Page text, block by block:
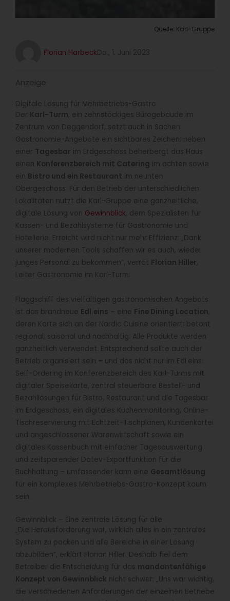
Quelle: Karl-Gruppe
Florian HarbeckDo., 1. Juni 2023
Anzeige
Digitale Lösung für Mehrbetriebs-Gastro
Der Karl-Turm, ein zehnstöckiges Bürogebäude im
Zentrum von Deggendorf, setzt auch in Sachen
Gastronomie-Angebote ein sichtbares Zeichen: neben
einer Tagesbar im Erdgeschoss beherbergt das Haus
einen Konferenzbereich mit Catering im achten sowie
ein Bistro und ein Restaurant im neunten
Obergeschoss. Für den Betrieb der unterschiedlichen
Lokalitäten nutzt die Karl-Gruppe eine ganzheitliche,
digitale Lösung von Gewinnblick, dem Spezialisten für
Kassen- und Bezahlsysteme für Gastronomie und
Hotellerie. Erreicht wird nicht nur mehr Effizienz: „Dank
unserer modernen Tools schaffen wir es auch, wieder
junges Personal zu bekommen“, verrät Florian Hiller,
Leiter Gastronomie im Karl-Turm.
Flaggschiff des vielfältigen gastronomischen Angebots
ist das brandneue Edl.eins – eine Fine Dining Location,
deren Karte sich an der Nordic Cuisine orientiert: betont
regional, saisonal und nachhaltig. Alle Produkte werden
ganzheitlich verwendet. Entsprechend sollte auch der
Betrieb organisiert sein – und das nicht nur im Edl.eins:
Self-Ordering im Konferenzbereich des Karl-Turms mit
digitaler Speisekarte, zentral steuerbare Bestell- und
Bezahllösungen für Bistro, Restaurant und die Tagesbar
im Erdgeschoss, ein digitales Küchenmonitoring, Online-
Tischreservierung mit Echtzeit-Tischplänen, Kundenkartei
und angeschlossener Warenwirtschaft sowie ein
digitales Kassenbuch mit einfacher Tagesauswertung
und zeitsparender Datev-Exportfunktion für die
Buchhaltung – umfassender kann eine Gesamtlösung
für ein komplexes Mehrbetriebs-Gastro-Konzept kaum
sein.
Gewinnblick – Eine zentrale Lösung für alle
„Die Herausforderung war, wirklich alles in ein zentrales
System zu packen und alle Bereiche in einer Lösung
abzubilden“, erklärt Florian Hiller. Deshalb fiel dem
Betreiber die Entscheidung für das mandantenfähige
Konzept von Gewinnblick nicht schwer: „Uns war wichtig,
die verschiedenen Anforderungen der einzelnen Betriebe